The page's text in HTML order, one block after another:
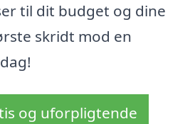
til dit budget og dine
skridt mod en
og uforpligtende